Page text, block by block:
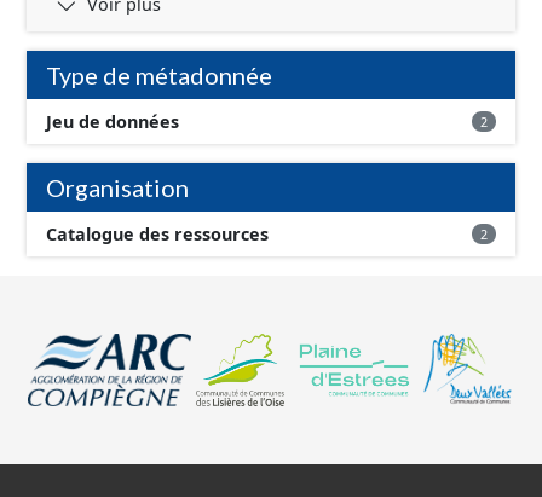
Type de métadonnée
Jeu de données 2
Organisation
Catalogue des ressources 2